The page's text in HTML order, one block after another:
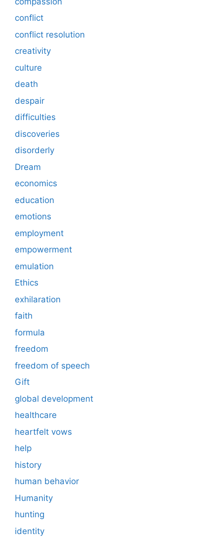
conflict
conflict resolution
creativity
culture
death
despair
difficulties
discoveries
disorderly
Dream
economics
education
emotions
employment
empowerment
emulation
Ethics
exhilaration
faith
formula
freedom
freedom of speech
Gift
global development
healthcare
heartfelt vows
help
history
human behavior
Humanity
hunting
identity